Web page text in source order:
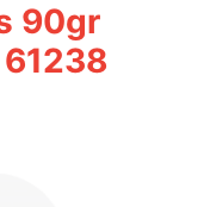
90gr